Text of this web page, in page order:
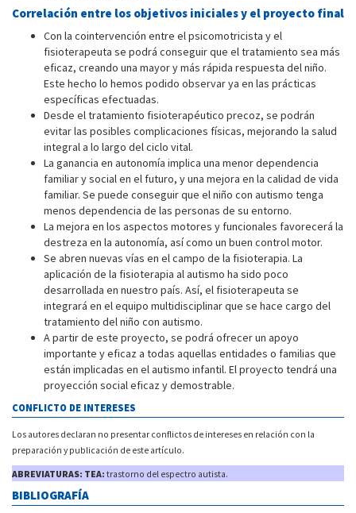
Correlación entre los objetivos iniciales y el proyecto final
Con la cointervención entre el psicomotricista y el
fisioterapeuta se podrá conseguir que el tratamiento sea más
eficaz, creando una mayor y más rápida respuesta del niño.
Este hecho lo hemos podido observar ya en las prácticas
específicas efectuadas.
Desde el tratamiento fisioterapéutico precoz, se podrán
evitar las posibles complicaciones físicas, mejorando la salud
integral a lo largo del ciclo vital.
La ganancia en autonomía implica una menor dependencia
familiar y social en el futuro, y una mejora en la calidad de vida
familiar. Se puede conseguir que el niño con autismo tenga
menos dependencia de las personas de su entorno.
La mejora en los aspectos motores y funcionales favorecerá la
destreza en la autonomía, así como un buen control motor.
Se abren nuevas vías en el campo de la fisioterapia. La
aplicación de la fisioterapia al autismo ha sido poco
desarrollada en nuestro país. Así, el fisioterapeuta se
integrará en el equipo multidisciplinar que se hace cargo del
tratamiento del niño con autismo.
A partir de este proyecto, se podrá ofrecer un apoyo
importante y eficaz a todas aquellas entidades o familias que
están implicadas en el autismo infantil. El proyecto tendrá una
proyección social eficaz y demostrable.
CONFLICTO DE INTERESES
Los autores declaran no presentar conflictos de intereses en relación con la
preparación y publicación de este artículo.
ABREVIATURAS: TEA: trastorno del espectro autista.
BIBLIOGRAFÍA